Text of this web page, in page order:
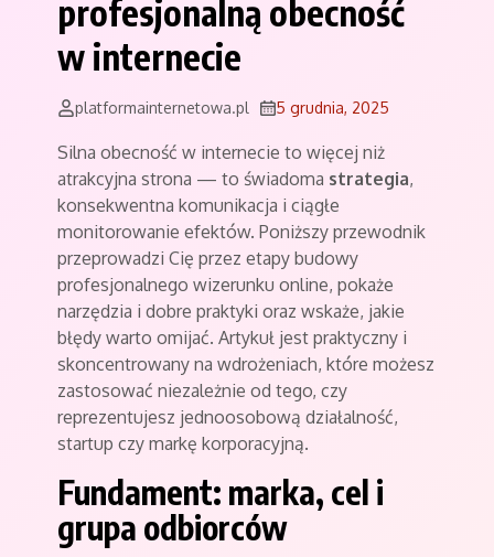
profesjonalną obecność
w internecie
platformainternetowa.pl 5 grudnia, 2025
Silna obecność w internecie to więcej niż
atrakcyjna strona — to świadoma strategia,
konsekwentna komunikacja i ciągłe
monitorowanie efektów. Poniższy przewodnik
przeprowadzi Cię przez etapy budowy
profesjonalnego wizerunku online, pokaże
narzędzia i dobre praktyki oraz wskaże, jakie
błędy warto omijać. Artykuł jest praktyczny i
skoncentrowany na wdrożeniach, które możesz
zastosować niezależnie od tego, czy
reprezentujesz jednoosobową działalność,
startup czy markę korporacyjną.
Fundament: marka, cel i
grupa odbiorców